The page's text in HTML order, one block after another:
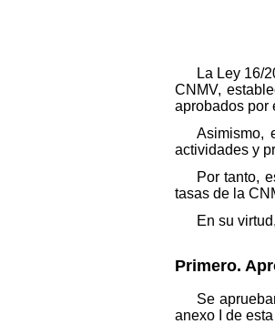
La Ley 16/
CNMV,
aprobados por
Asimismo,
actividades y
Por tanto,
tasas de la
En su
Primero.
Se
anexo I de